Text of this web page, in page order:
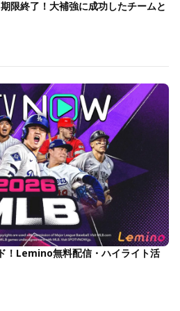
限終了！大補強に成功したチームと
！Lemino無料配信・ハイライト活